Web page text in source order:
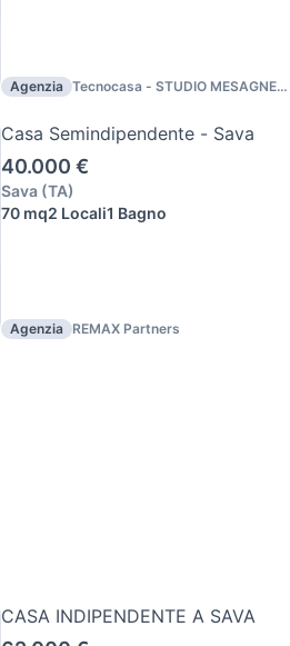
Agenzia Tecnocasa - STUDIO MESAGNE
Casa Semindipendente - Sava
40.000 €
Sava (TA)
70 mq2 Locali1 Bagno
Agenzia REMAX Partners
CASA INDIPENDENTE A SAVA